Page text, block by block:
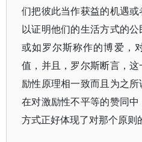
们把彼此当作获益的机遇
以证明他们的生活方式的公
或如罗尔斯称作的博爱，
值，并且，罗尔斯断言，
励性原理相一致而且为之所
在对激励性不平等的赞同
方式正好体现了对那个原